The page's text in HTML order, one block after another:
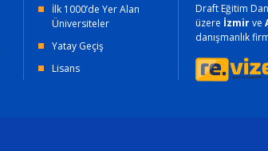
İlk 1000’de Yer Alan
Üniversiteler
Yatay Geçiş
Lisans
Draft Eğitim
üzere İzmirve
danışmanlık